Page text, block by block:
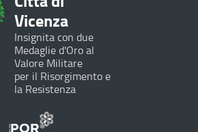
Vicenza
Insignita con due
Medaglie d'Oro al
Valore Militare
per il Risorgimento e
la Resistenza